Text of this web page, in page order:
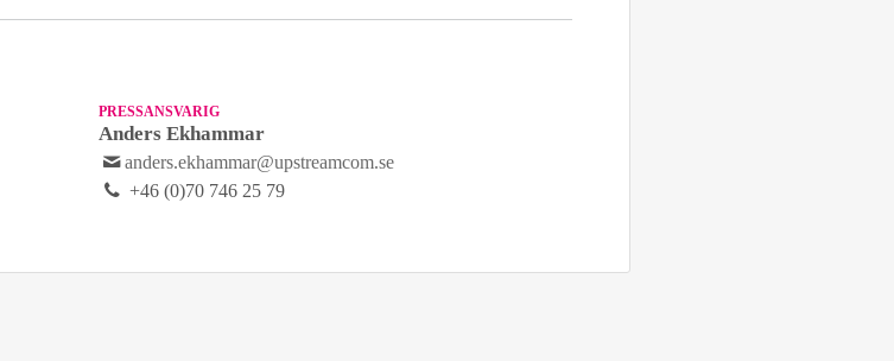
PRESSANSVARIG
Anders Ekhammar
anders.ekhammar@upstreamcom.se
+46 (0)70 746 25 79